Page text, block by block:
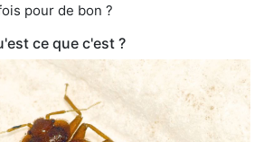
pour de bon ?
ce que c'est ?